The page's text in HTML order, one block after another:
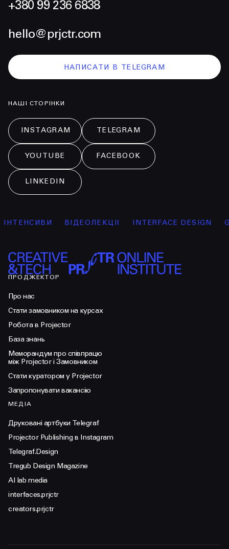
+380 99 236 6838
hello@prjctr.com
НАПИСАТИ В TELEGRAM
НАШІ СТОРІНКИ
INSTAGRAM TELEGRAM
YOUTUBE FACEBOOK
LINKEDIN
ВІДЕОЛЕКЦІЇ INTERFACE DESIGN
ПРОДЖЕКТОР
Про нас
Стати замовником на курсах
Робота в Projector
База знань
Меморандум про співпрацю
між Projector і Замовником
Стати куратором у Projector
Запропонувати вакансію
МЕДІА
Друковані артбуки Telegraf
Projector Publishing в Instagram
Telegraf.Design
Tregub Design Magazine
AI lab media
interfaces.prjctr
creators.prjctr